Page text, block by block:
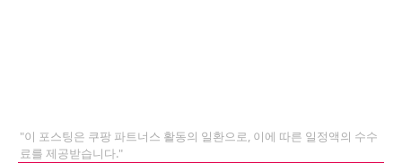
"이 포스팅은 쿠팡 파트너스 활동의 일환으로, 이에 따른 일정액의 수수
료를 제공받습니다."